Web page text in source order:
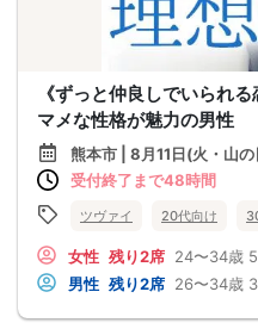
《ずっと仲良しでいられ
マメな性格が魅力の男性
熊本市 | 8月11日(火・山
受付終了まで48時間
ツヴァイ 20代向け
女性 残り2席 24〜34歳
男性 残り2席 26〜34歳